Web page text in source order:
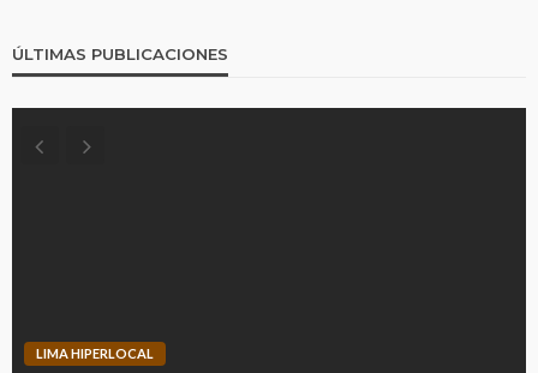
ÚLTIMAS PUBLICACIONES
LIMA HIPERLOCAL